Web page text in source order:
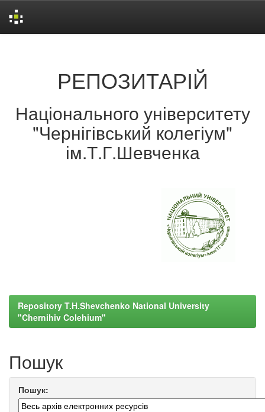
РЕПОЗИТАРІЙ
Національного університету
"Чернігівський колегіум"
ім.Т.Г.Шевченка
Repository T.H.Shevchenko National University
"Chernihiv Colehium"
Пошук
Пошук: